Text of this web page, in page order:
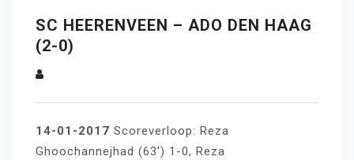
SC HEERENVEEN – ADO DEN HAAG
(2-0)
14-01-2017 Scoreverloop: Reza
Ghoochannejhad (63′) 1-0, Reza